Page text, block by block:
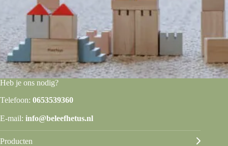
Heb je ons nodig?
Telefoon: 0653539360
E-mail: info@beleefhetus.nl
Producten